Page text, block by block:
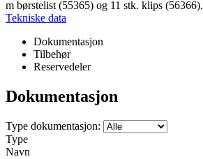
m børstelist (55365) og 11 stk. klips (56366).
Tekniske data
Dokumentasjon
Tilbehør
Reservedeler
Dokumentasjon
Type dokumentasjon:
Type
Navn